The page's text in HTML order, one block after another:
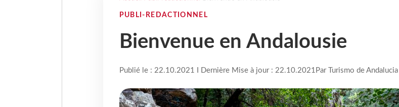
PUBLI-REDACTIONNEL
Bienvenue en Andalousie
Publié le : 22.10.2021 I Dernière Mise à jour : 22.10.2021 Par Turismo de Andalucia